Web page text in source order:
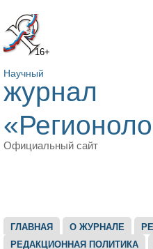
16+
Научный
журнал
Официальный сайт
ГЛАВНОЕ МЕНЮ
ГЛАВНАЯ О ЖУРНАЛЕ
РЕДАКЦИОННАЯ ПОЛИТИКА